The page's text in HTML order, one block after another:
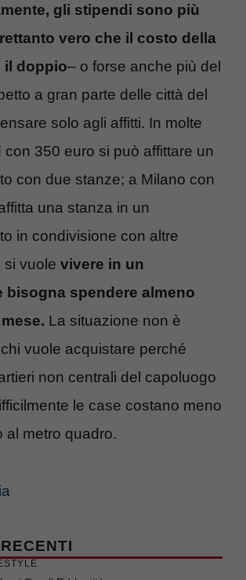
gli stipendi sono più
vero che il costo della
il doppio– o forse anche più del
a gran parte delle città del
solo agli affitti. In molte
con 350 euro si può affittare un
con due stanze; a Milano con
una stanza in un
in condivisione con altre
si vuole vivere in un
bisogna spendere almeno
La situazione non è
vuole acquistare perché
non centrali del capoluogo
le case costano meno
al metro quadro.